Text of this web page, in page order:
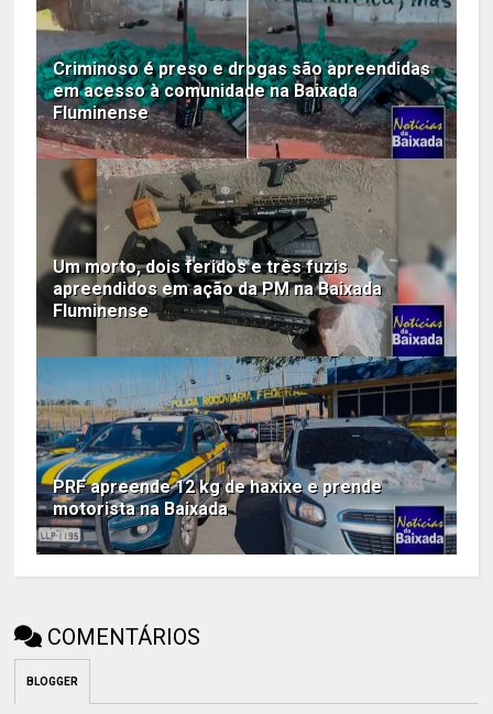
Criminoso é preso e drogas são apreendidas
em acesso à comunidade na Baixada
Fluminense
Um morto, dois feridos e três fuzis
apreendidos em ação da PM na Baixada
Fluminense
PRF apreende 12 kg de haxixe e prende
motorista na Baixada
COMENTÁRIOS
BLOGGER